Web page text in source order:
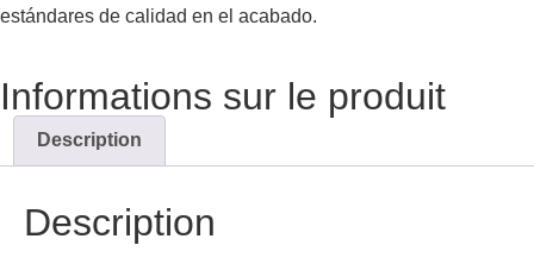
estándares de calidad en el acabado.
Informations sur le produit
Description
Description